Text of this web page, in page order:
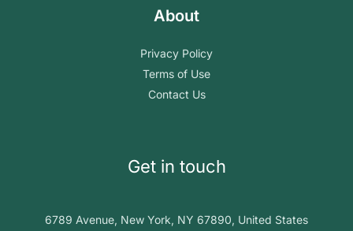
About
Privacy Policy
Terms of Use
Contact Us
Get in touch
6789 Avenue, New York, NY 67890, United States